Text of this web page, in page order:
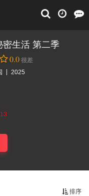
密生活 第二季
0.0 很差
2025
排序